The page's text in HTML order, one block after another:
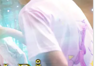
Märta: Saga
Polisen: Stella Laine
Järf, Luna Lukka,
Norah Thottungal.